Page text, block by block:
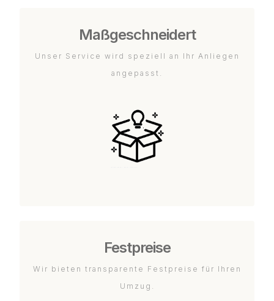
Maßgeschneidert
Unser Service wird speziell an Ihr Anliegen
angepasst.
Festpreise
Wir bieten transparente Festpreise für Ihren
Umzug.